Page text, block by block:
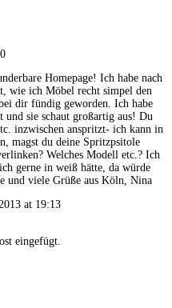
Homepage! Ich habe nach
wie ich Möbel recht simpel den
dir fündig geworden. Ich habe
und sie schaut großartig aus! Du
inzwischen anspritzt- ich kann in
magst du deine Spritzpsitole
Welches Modell etc.? Ich
gerne in weiß hätte, da würde
und viele Grüße aus Köln, Nina
at 19:13
eingefügt.